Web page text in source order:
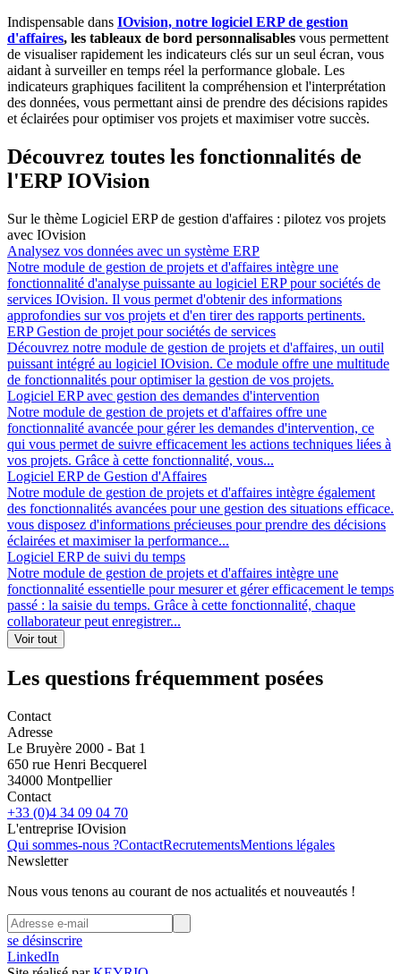
Indispensable dans IOvision, notre logiciel ERP de gestion
d'affaires, les tableaux de bord personnalisables vous permettent
de visualiser rapidement les indicateurs clés sur un seul écran, vous
aidant à surveiller en temps réel la performance globale. Les
indicateurs graphiques facilitent la compréhension et l'interprétation
des données, vous permettant ainsi de prendre des décisions rapides
et éclairées pour optimiser vos projets et maximiser votre succès.
Découvrez toutes les fonctionnalités de
l'ERP IOVision
Sur le thème Logiciel ERP de gestion d'affaires : pilotez vos projets
avec IOvision
Analysez vos données avec un système ERP
Notre module de gestion de projets et d'affaires intègre une
fonctionnalité d'analyse puissante au logiciel ERP pour sociétés de
services IOvision. Il vous permet d'obtenir des informations
approfondies sur vos projets et d'en tirer des rapports pertinents.
ERP Gestion de projet pour sociétés de services
Découvrez notre module de gestion de projets et d'affaires, un outil
puissant intégré au logiciel IOvision. Ce module offre une multitude
de fonctionnalités pour optimiser la gestion de vos projets.
Logiciel ERP avec gestion des demandes d'intervention
Notre module de gestion de projets et d'affaires offre une
fonctionnalité avancée pour gérer les demandes d'intervention, ce
qui vous permet de suivre efficacement les actions techniques liées à
vos projets. Grâce à cette fonctionnalité, vous...
Logiciel ERP de Gestion d'Affaires
Notre module de gestion de projets et d'affaires intègre également
des fonctionnalités avancées pour une gestion des situations efficace.
vous disposez d'informations précieuses pour prendre des décisions
éclairées et maximiser la performance...
Logiciel ERP de suivi du temps
Notre module de gestion de projets et d'affaires intègre une
fonctionnalité essentielle pour mesurer et gérer efficacement le temps
passé : la saisie du temps. Grâce à cette fonctionnalité, chaque
collaborateur peut enregistrer...
Les questions fréquemment posées
Contact
Adresse
Le Bruyère 2000 - Bat 1
650 rue Henri Becquerel
34000 Montpellier
Contact
+33 (0)4 34 09 04 70
L'entreprise IOvision
Qui sommes-nous ?ContactRecrutementsMentions légales
Newsletter
Nous vous tenons au courant de nos actualités et nouveautés !
se désinscrire
LinkedIn